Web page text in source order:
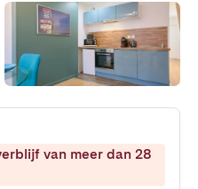
van meer dan 28